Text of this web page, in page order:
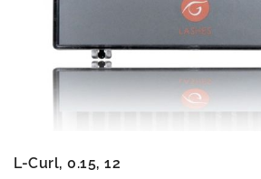
L-Curl, 0.15, 12